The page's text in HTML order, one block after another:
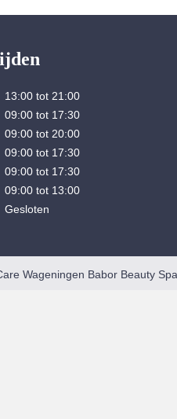
13:00 tot 21:00
09:00 tot 17:30
09:00 tot 20:00
09:00 tot 17:30
09:00 tot 17:30
09:00 tot 13:00
Gesloten
Wageningen Babor Beauty